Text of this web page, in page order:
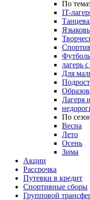
По
IT-
лагерь
Для
Лагеря
По
Весна
Лето
Осень
Зима
Акции
Рассрочка
Путевки в кредит
Спортивные сборы
Групповой